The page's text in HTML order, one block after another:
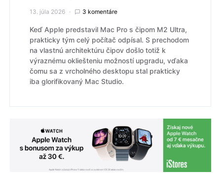
13. júla 2026 3 komentáre
Keď Apple predstavil Mac Pro s čipom M2 Ultra,
prakticky tým celý počítač odpísal. S prechodom
na vlastnú architektúru čipov došlo totiž k
výraznému okliešteniu možností upgradu, vďaka
čomu sa z vrcholného desktopu stal prakticky
iba glorifikovaný Mac Studio.